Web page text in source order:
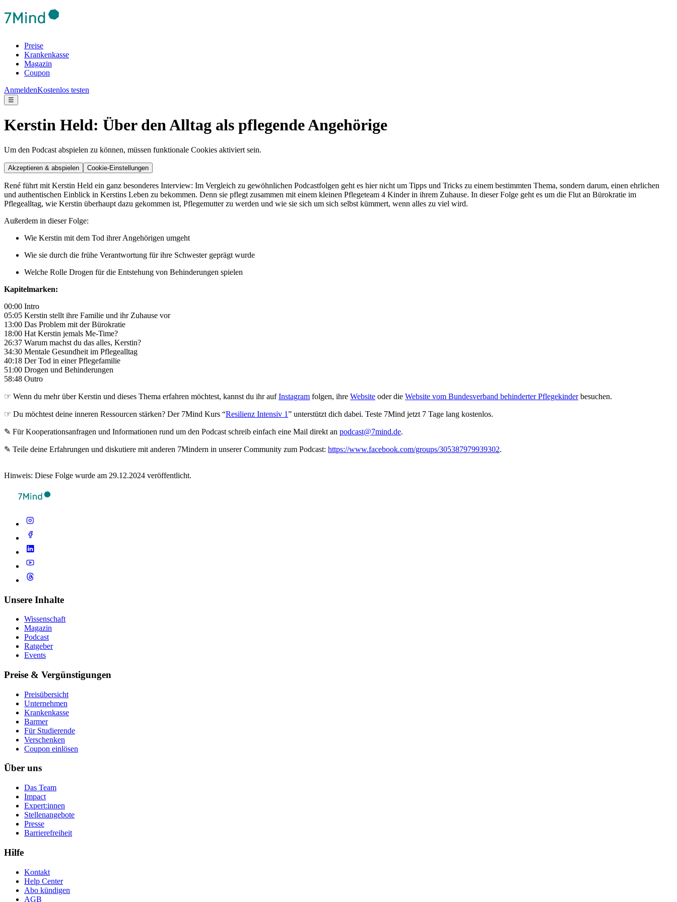
Preise
Krankenkasse
Magazin
Coupon
AnmeldenKostenlos testen
☰
Kerstin Held: Über den Alltag als pflegende Angehörige
Um den Podcast abspielen zu können, müssen funktionale Cookies aktiviert sein.
Akzeptieren & abspielen Cookie-Einstellungen
René führt mit Kerstin Held ein ganz besonderes Interview: Im Vergleich zu gewöhnlichen Podcastfolgen geht es hier nicht um Tipps und Tricks zu einem bestimmten Thema, sondern darum, einen ehrlichen
und authentischen Einblick in Kerstins Leben zu bekommen. Denn sie pflegt zusammen mit einem kleinen Pflegeteam 4 Kinder in ihrem Zuhause. In dieser Folge geht es um die Flut an Bürokratie im
Pflegealltag, wie Kerstin überhaupt dazu gekommen ist, Pflegemutter zu werden und wie sie sich um sich selbst kümmert, wenn alles zu viel wird.
Außerdem in dieser Folge:
Wie Kerstin mit dem Tod ihrer Angehörigen umgeht
Wie sie durch die frühe Verantwortung für ihre Schwester geprägt wurde
Welche Rolle Drogen für die Entstehung von Behinderungen spielen
Kapitelmarken:
00:00 Intro
05:05 Kerstin stellt ihre Familie und ihr Zuhause vor
13:00 Das Problem mit der Bürokratie
18:00 Hat Kerstin jemals Me-Time?
26:37 Warum machst du das alles, Kerstin?
34:30 Mentale Gesundheit im Pflegealltag
40:18 Der Tod in einer Pflegefamilie
51:00 Drogen und Behinderungen
58:48 Outro
☞ Wenn du mehr über Kerstin und dieses Thema erfahren möchtest, kannst du ihr aufInstagram folgen, ihre Website oder die Website vom Bundesverband behinderter Pflegekinderbesuchen.
☞ Du möchtest deine inneren Ressourcen stärken? Der 7Mind Kurs “Resilienz Intensiv 1” unterstützt dich dabei. Teste 7Mind jetzt 7 Tage lang kostenlos.
✎ Für Koope­ra­ti­ons­an­fra­gen und Infor­ma­tio­nen rund um den Pod­cast schreib ein­fach eine Mail direkt an podcast@7mind.de.
✎ Teile deine Erfahrungen und diskutiere mit anderen 7Mindern in unserer Community zum Podcast: https://www.facebook.com/groups/305387979939302.
Hinweis: Diese Folge wurde am 29.12.2024 veröffentlicht.
Unsere Inhalte
Wissenschaft
Magazin
Podcast
Ratgeber
Events
Preise & Vergünstigungen
Preisübersicht
Unternehmen
Krankenkasse
Barmer
Für Studierende
Ver­schen­ken
Coupon einlösen
Über uns
Das Team
Impact
Expert:innen
Stellenangebote
Presse
Barrierefreiheit
Hilfe
Kontakt
Help Center
Abo kündigen
AGB